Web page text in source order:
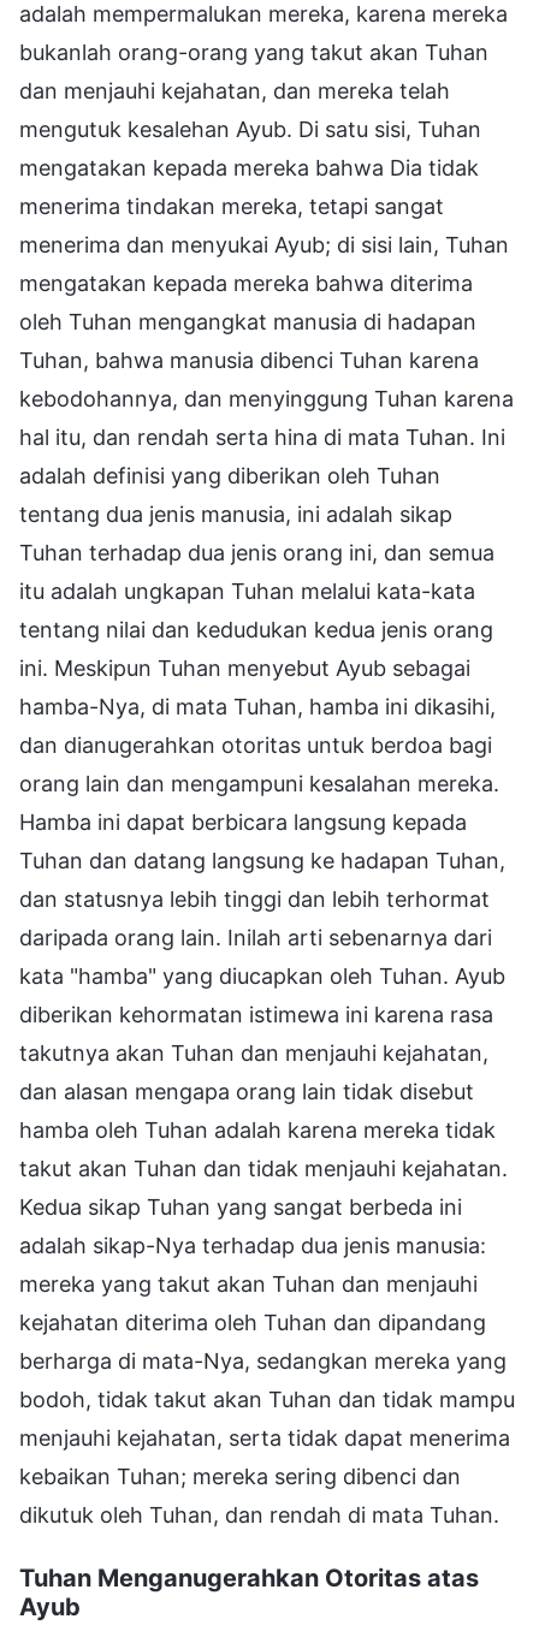
adalah mempermalukan mereka, karena mereka
bukanlah orang-orang yang takut akan Tuhan
dan menjauhi kejahatan, dan mereka telah
mengutuk kesalehan Ayub. Di satu sisi, Tuhan
mengatakan kepada mereka bahwa Dia tidak
menerima tindakan mereka, tetapi sangat
menerima dan menyukai Ayub; di sisi lain, Tuhan
mengatakan kepada mereka bahwa diterima
oleh Tuhan mengangkat manusia di hadapan
Tuhan, bahwa manusia dibenci Tuhan karena
kebodohannya, dan menyinggung Tuhan karena
hal itu, dan rendah serta hina di mata Tuhan. Ini
adalah definisi yang diberikan oleh Tuhan
tentang dua jenis manusia, ini adalah sikap
Tuhan terhadap dua jenis orang ini, dan semua
itu adalah ungkapan Tuhan melalui kata-kata
tentang nilai dan kedudukan kedua jenis orang
ini. Meskipun Tuhan menyebut Ayub sebagai
hamba-Nya, di mata Tuhan, hamba ini dikasihi,
dan dianugerahkan otoritas untuk berdoa bagi
orang lain dan mengampuni kesalahan mereka.
Hamba ini dapat berbicara langsung kepada
Tuhan dan datang langsung ke hadapan Tuhan,
dan statusnya lebih tinggi dan lebih terhormat
daripada orang lain. Inilah arti sebenarnya dari
kata "hamba" yang diucapkan oleh Tuhan. Ayub
diberikan kehormatan istimewa ini karena rasa
takutnya akan Tuhan dan menjauhi kejahatan,
dan alasan mengapa orang lain tidak disebut
hamba oleh Tuhan adalah karena mereka tidak
takut akan Tuhan dan tidak menjauhi kejahatan.
Kedua sikap Tuhan yang sangat berbeda ini
adalah sikap-Nya terhadap dua jenis manusia:
mereka yang takut akan Tuhan dan menjauhi
kejahatan diterima oleh Tuhan dan dipandang
berharga di mata-Nya, sedangkan mereka yang
bodoh, tidak takut akan Tuhan dan tidak mampu
menjauhi kejahatan, serta tidak dapat menerima
kebaikan Tuhan; mereka sering dibenci dan
dikutuk oleh Tuhan, dan rendah di mata Tuhan.
Tuhan Menganugerahkan Otoritas atas
Ayub